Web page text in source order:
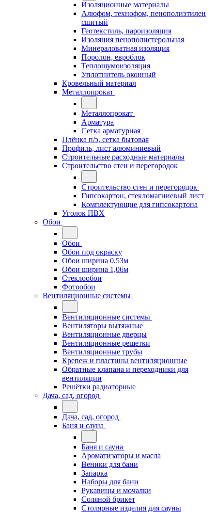
Изоляционные материалы
Алюфом, технофом, пенополиэтилен
сшитый
Геотекстиль, пароизоляция
Изоляция пенополистерольная
Минераловатная изоляция
Поролон, евроблок
Теплошумоизоляция
Уплотнитель оконный
Кровельный материал
Металлопрокат
Металлопрокат
Арматура
Сетка арматурная
Плёнка п/э, сетка бытовая
Профиль, лист алюминиевый
Строительные расходные материалы
Строительство стен и перегородок
Строительство стен и перегородок
Гипсокартон, стекломагниевый лист
Комплектующие для гипсокартона
Уголок ПВХ
Обои
Обои
Обои под окраску
Обои ширина 0,53м
Обои ширина 1,06м
Стеклообои
Фотообои
Вентиляционные системы
Вентиляционные системы
Вентиляторы вытяжные
Вентиляционные дверцы
Вентиляционные решетки
Вентиляционные трубы
Крепеж и пластины вентиляционные
Обратные клапана и переходники для
вентиляции
Решётки радиаторные
Дача, сад, огород
Дача, сад, огород
Баня и сауна
Баня и сауна
Ароматизаторы и масла
Веники для бани
Запарка
Наборы для бани
Рукавицы и мочалки
Соляной брикет
Столярные изделия для сауны